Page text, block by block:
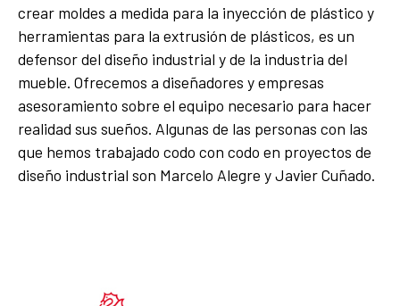
crear moldes a medida para la inyección de plástico y
herramientas para la extrusión de plásticos, es un
defensor del diseño industrial y de la industria del
mueble. Ofrecemos a diseñadores y empresas
asesoramiento sobre el equipo necesario para hacer
realidad sus sueños. Algunas de las personas con las
que hemos trabajado codo con codo en proyectos de
diseño industrial son Marcelo Alegre y Javier Cuñado.